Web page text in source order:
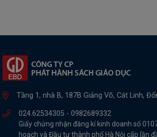
Tầng 1, nhà B, 187B Giảng Võ, Cát Linh,
024.62534305 - 0982689332
Giấy chứng nhận đăng kí kinh doanh số
hoach và Đầu tư thành phố Hà Nội cấp lần